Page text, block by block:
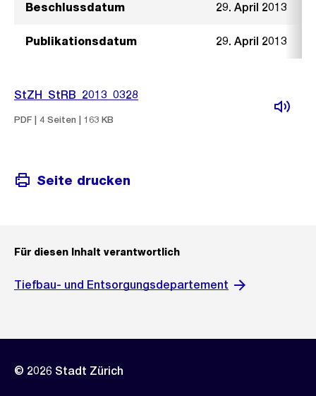
Beschlussdatum 29. April 2013
Publikationsdatum 29. April 2013
StZH_StRB_2013_0328
PDF | 4 Seiten | 163 KB
Seite drucken
Für diesen Inhalt verantwortlich
Tiefbau- und Entsorgungsdepartement
© 2026 Stadt Zürich